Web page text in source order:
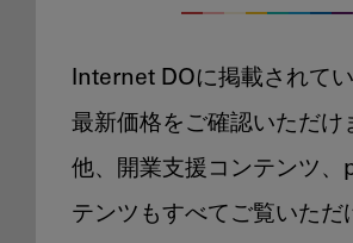
Internet DOに掲載されて
最新価格をご確認いただけ
他、開業支援コンテンツ、
テンツもすべてご覧いただ